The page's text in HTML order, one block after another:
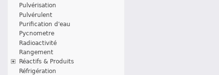
Pulvérisation
Pulvérulent
Purification d'eau
Pycnometre
Radioactivité
Rangement
Réactifs & Produits
Réfrigération